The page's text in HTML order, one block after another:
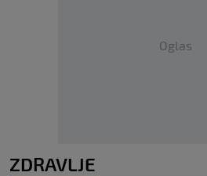
Oglas
ZDRAVLJE